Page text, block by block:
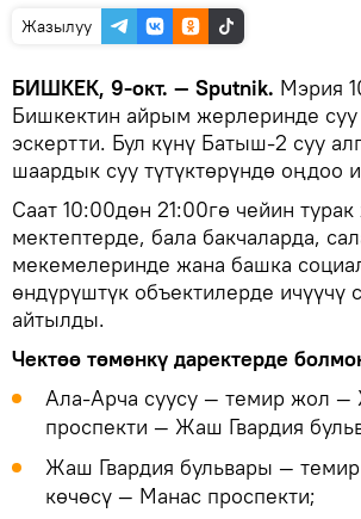
Жазылуу
БИШКЕК, 9-окт. — Sputnik. Мэрия
Бишкектин айрым жерлеринде
эскертти. Бул күнү Батыш-2 суу
шаардык суу түтүктөрүндө оңдоо
Саат 10:00дөн 21:00гө чейин
мектептерде, бала бакчаларда,
мекемелеринде жана башка
өндүрүштүк объектилерде ичүүчү
айтылды.
Чектөө төмөнкү даректерде
Ала-Арча суусу — темир жол
проспекти — Жаш Гвардия
Жаш Гвардия бульвары —
көчөсү — Манас проспекти;